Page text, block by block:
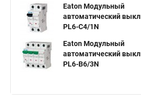
Eaton Модульный
автоматический
PL6-C4/1N
Eaton Модульный
автоматический
PL6-B6/3N